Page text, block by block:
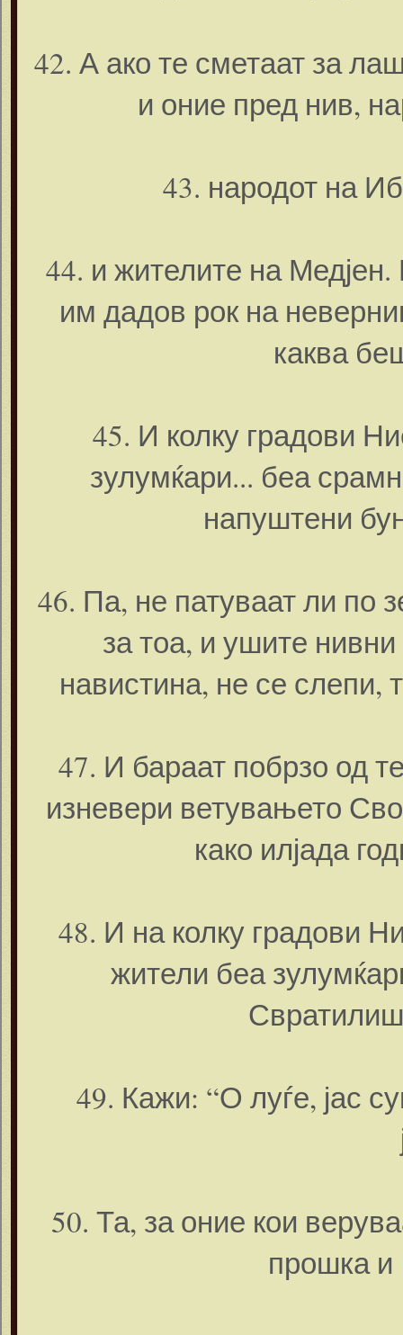
42. А ако те сметаат за
и оние пред нив,
43. народот на
44. и жителите на
им дадов рок на
каква
45. И колку градови
зулумќари... беа
напуштени
46. Па, не патуваат ли по
за тоа, и ушите
навистина, не се слепи,
47. И бараат побрзо од
изневери ветувањето
како илјада
48. И на колку градови
жители беа
49. Кажи: “О луѓе, јас
50. Та, за оние кои
прошка и